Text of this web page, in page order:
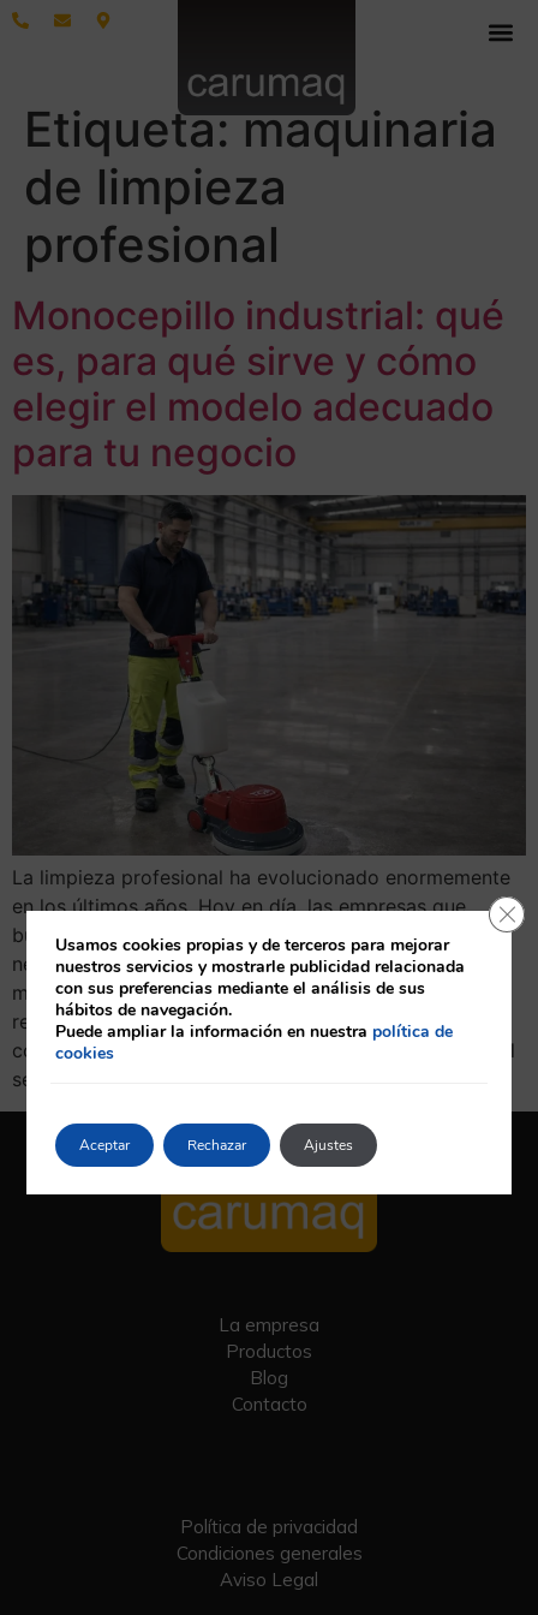
Etiqueta:maquinaria
de limpieza
profesional
Monocepillo industrial: qué
es, para qué sirve y cómo
elegir el modelo adecuado
para tu negocio
La limpieza profesional ha evolucionado enormemente
en los últimos años. Hoy en día, las empresas que
buscan mantener instalaciones impecables no solo
necesitan productos de calidad, sino también
maquinaria de limpieza industrial eficiente, versátil y
rentable. En este contexto, el monocepillo se ha
convertido en una de las máquinas más utilizadas en el
sector profesional. […]
La empresa
Productos
Blog
Contacto
Política de privacidad
Condiciones generales
Aviso Legal
Usamos cookies propias y de terceros para mejorar
nuestros servicios y mostrarle publicidad relacionada
con sus preferencias mediante el análisis de sus
hábitos de navegación.
Puede ampliar la información en nuestra política de
cookies
Aceptar Rechazar Ajustes